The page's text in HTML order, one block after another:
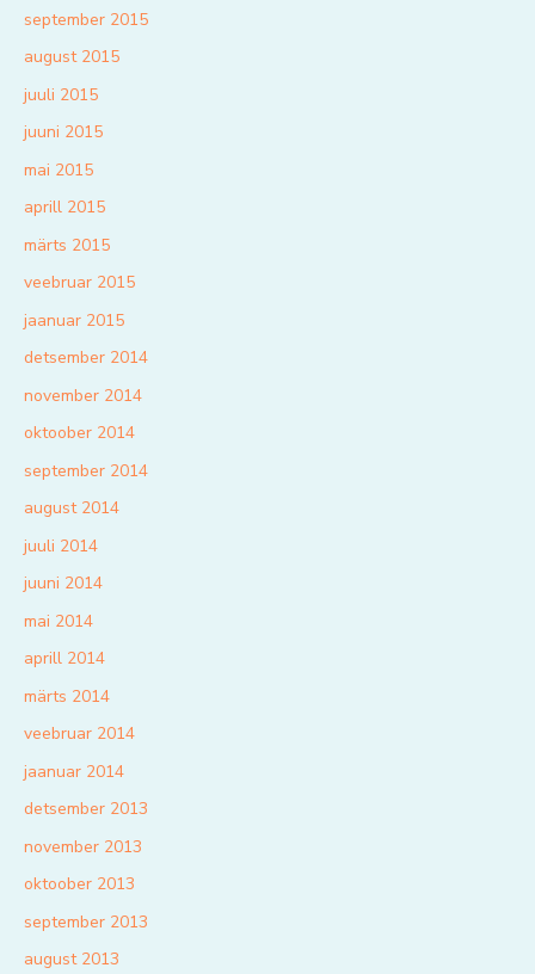
september 2015
august 2015
juuli 2015
juuni 2015
mai 2015
aprill 2015
märts 2015
veebruar 2015
jaanuar 2015
detsember 2014
november 2014
oktoober 2014
september 2014
august 2014
juuli 2014
juuni 2014
mai 2014
aprill 2014
märts 2014
veebruar 2014
jaanuar 2014
detsember 2013
november 2013
oktoober 2013
september 2013
august 2013